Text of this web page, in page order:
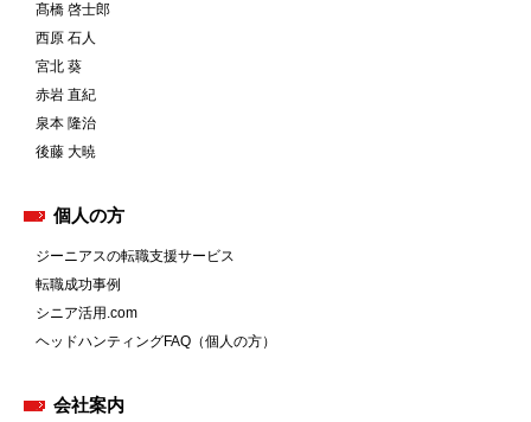
髙橋 啓士郎
西原 石人
宮北 葵
赤岩 直紀
泉本 隆治
後藤 大暁
個人の方
ジーニアスの転職支援サービス
転職成功事例
シニア活用.com
ヘッドハンティングFAQ（個人の方）
会社案内